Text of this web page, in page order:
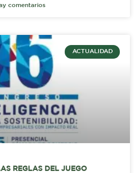
comentarios
ACTUALIDAD
REGLAS DEL JUEGO